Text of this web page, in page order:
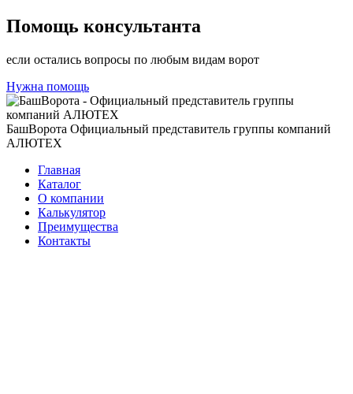
Помощь консультанта
если остались вопросы по любым видам ворот
Нужна помощь
БашВорота Официальный представитель группы компаний
АЛЮТЕХ
Главная
Каталог
О компании
Калькулятор
Преимущества
Контакты